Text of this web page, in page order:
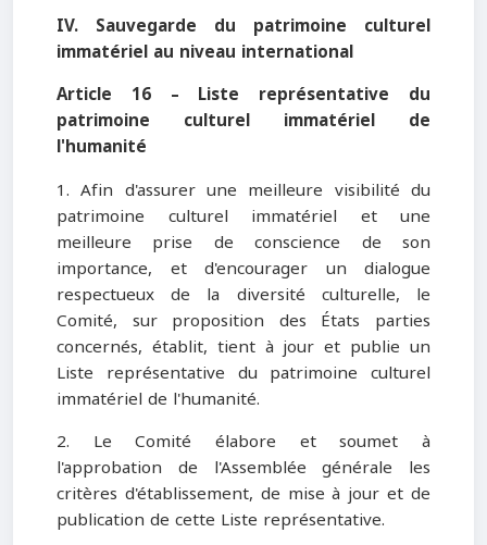
IV. Sauvegarde du patrimoine culturel
immatériel au niveau international
Article 16 – Liste représentative du
patrimoine culturel immatériel de
l'humanité
1. Afin d'assurer une meilleure visibilité du
patrimoine culturel immatériel et une
meilleure prise de conscience de son
importance, et d'encourager un dialogue
respectueux de la diversité culturelle, le
Comité, sur proposition des États parties
concernés, établit, tient à jour et publie un
Liste représentative du patrimoine culturel
immatériel de l'humanité.
2. Le Comité élabore et soumet à
l'approbation de l'Assemblée générale les
critères d'établissement, de mise à jour et de
publication de cette Liste représentative.